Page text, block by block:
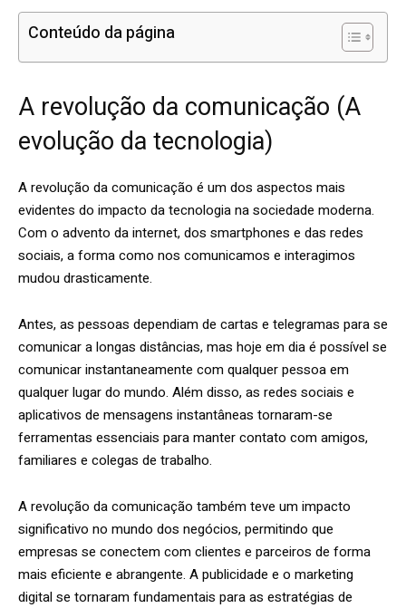
Conteúdo da página
A revolução da comunicação (A
evolução da tecnologia)
A revolução da comunicação é um dos aspectos mais
evidentes do impacto da tecnologia na sociedade moderna.
Com o advento da internet, dos smartphones e das redes
sociais, a forma como nos comunicamos e interagimos
mudou drasticamente.
Antes, as pessoas dependiam de cartas e telegramas para se
comunicar a longas distâncias, mas hoje em dia é possível se
comunicar instantaneamente com qualquer pessoa em
qualquer lugar do mundo. Além disso, as redes sociais e
aplicativos de mensagens instantâneas tornaram-se
ferramentas essenciais para manter contato com amigos,
familiares e colegas de trabalho.
A revolução da comunicação também teve um impacto
significativo no mundo dos negócios, permitindo que
empresas se conectem com clientes e parceiros de forma
mais eficiente e abrangente. A publicidade e o marketing
digital se tornaram fundamentais para as estratégias de